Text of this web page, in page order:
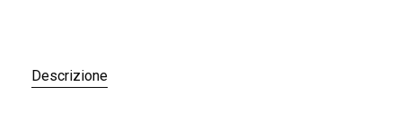
Descrizione